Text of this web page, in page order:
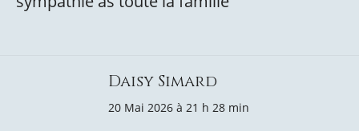
Daisy Simard
20 Mai 2026 à 21 h 28 min